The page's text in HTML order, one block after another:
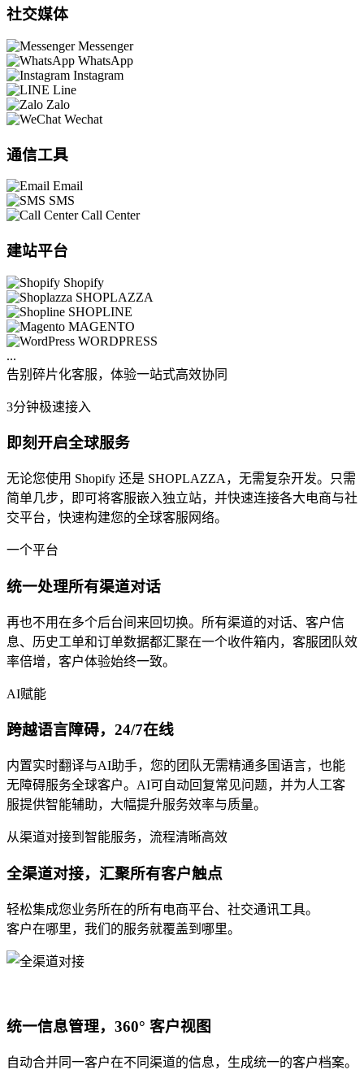
社交媒体
Messenger
WhatsApp
Instagram
Line
Zalo
Wechat
通信工具
Email
SMS
Call Center
建站平台
Shopify
SHOPLAZZA
SHOPLINE
MAGENTO
WORDPRESS
...
告别碎片化客服，体验一站式高效协同
3分钟极速接入
即刻开启全球服务
无论您使用 Shopify 还是 SHOPLAZZA，无需复杂开发。只需
简单几步，即可将客服嵌入独立站，并快速连接各大电商与社
交平台，快速构建您的全球客服网络。
一个平台
统一处理所有渠道对话
再也不用在多个后台间来回切换。所有渠道的对话、客户信
息、历史工单和订单数据都汇聚在一个收件箱内，客服团队效
率倍增，客户体验始终一致。
AI赋能
跨越语言障碍，24/7在线
内置实时翻译与AI助手，您的团队无需精通多国语言，也能
无障碍服务全球客户。AI可自动回复常见问题，并为人工客
服提供智能辅助，大幅提升服务效率与质量。
从渠道对接到智能服务，流程清晰高效
全渠道对接，汇聚所有客户触点
轻松集成您业务所在的所有电商平台、社交通讯工具。
客户在哪里，我们的服务就覆盖到哪里。
统一信息管理，360° 客户视图
自动合并同一客户在不同渠道的信息，生成统一的客户档案。